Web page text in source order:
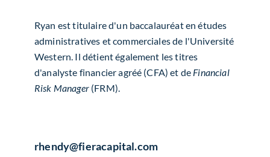
Ryan est titulaire d'un baccalauréat en études
administratives et commerciales de l'Université
Western. Il détient également les titres
d'analyste financier agréé (CFA) et de Financial
Risk Manager(FRM).
rhendy​@fieracapital.com